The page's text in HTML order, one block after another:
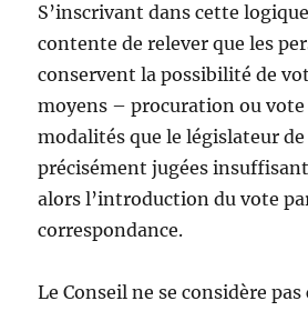
S’inscrivant dans cette
contente de relever que les
conservent la possibilité de
moyens – procuration ou vote
modalités que le législateur de
précisément jugées
alors l’introduction du vote
correspondance.
Le Conseil ne se considère